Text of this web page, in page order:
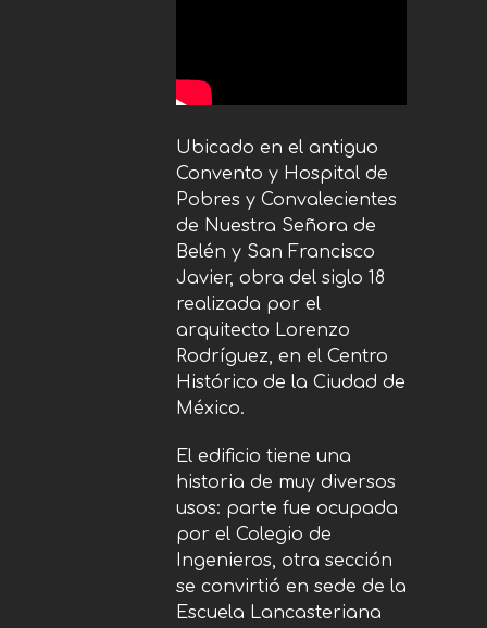
Ubicado en el antiguo
Convento y Hospital de
Pobres y Convalecientes
de Nuestra Señora de
Belén y San Francisco
Javier, obra del siglo 18
realizada por el
arquitecto Lorenzo
Rodríguez, en el Centro
Histórico de la Ciudad de
México.
El edificio tiene una
historia de muy diversos
usos: parte fue ocupada
por el Colegio de
Ingenieros, otra sección
se convirtió en sede de la
Escuela Lancasteriana